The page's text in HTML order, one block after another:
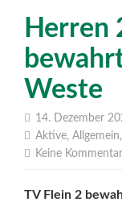
Herren
Weste
14. Dezember
Aktive, Allgemein,
Keine
TV Flein 2